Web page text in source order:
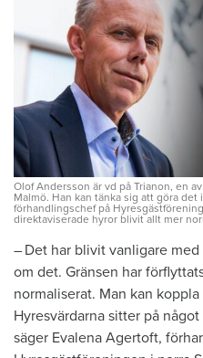
Olof Andersson är vd på Trianon, en
Malmö. Han kan tänka sig att göra det
förhandlingschef på
direktaviserade hyror blivit allt mer
– Det har blivit vanligare
om det. ­Gränsen har
normaliserat. Man kan
Hyresvärdarna sitter på
säger Evalena Agertoft,